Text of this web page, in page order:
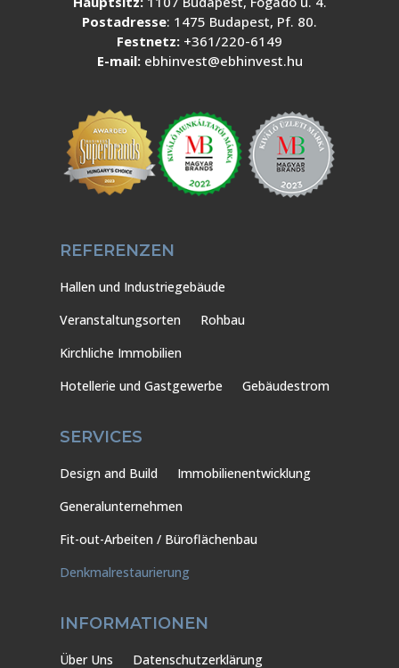
Postadresse: 1475 Budapest, Pf. 80.
Festnetz: +361/220-6149
E-mail: ebhinvest@ebhinvest.hu
REFERENZEN
Hallen und Industriegebäude
Veranstaltungsorten
Rohbau
Kirchliche Immobilien
Hotellerie und Gastgewerbe
Gebäudestrom
SERVICES
Design and Build
Immobilienentwicklung
Generalunternehmen
Fit-out-Arbeiten / Büroflächenbau
Denkmalrestaurierung
INFORMATIONEN
Über Uns Datenschutzerklärung